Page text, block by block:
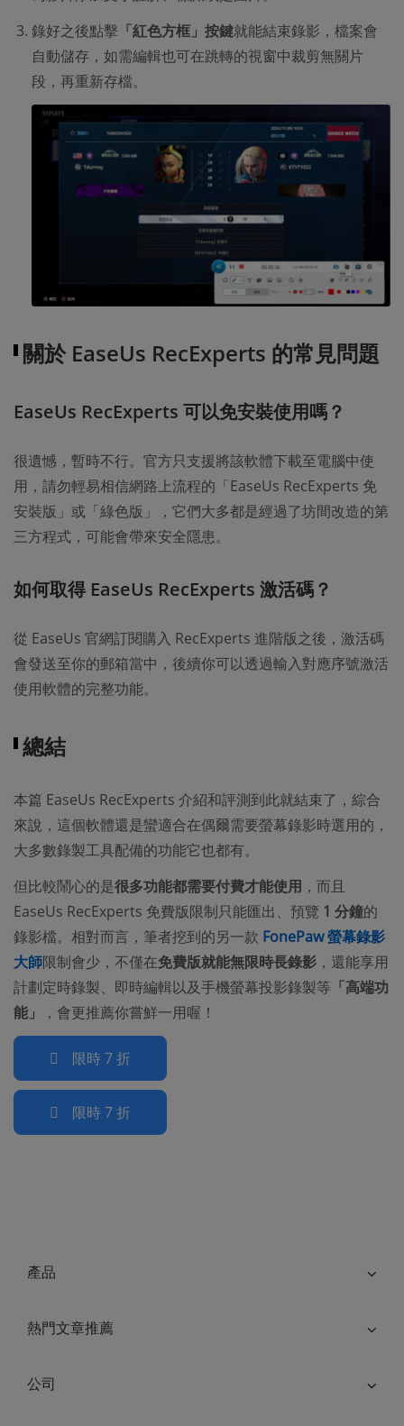
錄好之後點擊 「紅色方框」按鍵就能結束錄影，檔案會
自動儲存，如需編輯也可在跳轉的視窗中裁剪無關片
段，再重新存檔。
關於 EaseUs RecExperts 的常見問題
EaseUs RecExperts 可以免安裝使用嗎？
很遺憾，暫時不行。官方只支援將該軟體下載至電腦中使
用，請勿輕易相信網路上流程的「EaseUs RecExperts 免
安裝版」或「綠色版」，它們大多都是經過了坊間改造的第
三方程式，可能會帶來安全隱患。
如何取得 EaseUs RecExperts 激活碼？
從 EaseUs 官網訂閱購入 RecExperts 進階版之後，激活碼
會發送至你的郵箱當中，後續你可以透過輸入對應序號激活
使用軟體的完整功能。
總結
本篇 EaseUs RecExperts 介紹和評測到此就結束了，綜合
來說，這個軟體還是蠻適合在偶爾需要螢幕錄影時選用的，
大多數錄製工具配備的功能它也都有。
但比較鬧心的是很多功能都需要付費才能使用 ，而且
EaseUs RecExperts 免費版限制只能匯出、預覽 1 分鐘的
錄影檔。相對而言，筆者挖到的另一款 FonePaw 螢幕錄影
大師限制會少，不僅在免費版就能無限時長錄影 ，還能享用
計劃定時錄製、即時編輯以及手機螢幕投影錄製等 「高端功
能」
，會更推薦你嘗鮮一用喔！
限時 7 折
限時 7 折
產品
熱門文章推薦
公司